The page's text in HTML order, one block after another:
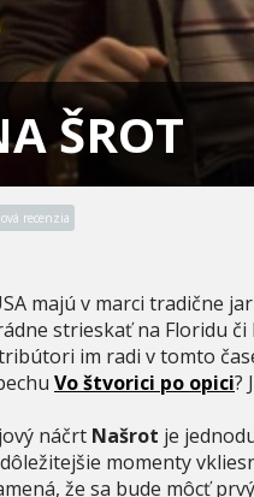
ŠROT
recenzia
majú v marci tradične
strieskať na Floridu
im radi v tomto
Vo štvorici po opici?
náčrt Našrot je
momenty
že sa bude môcť